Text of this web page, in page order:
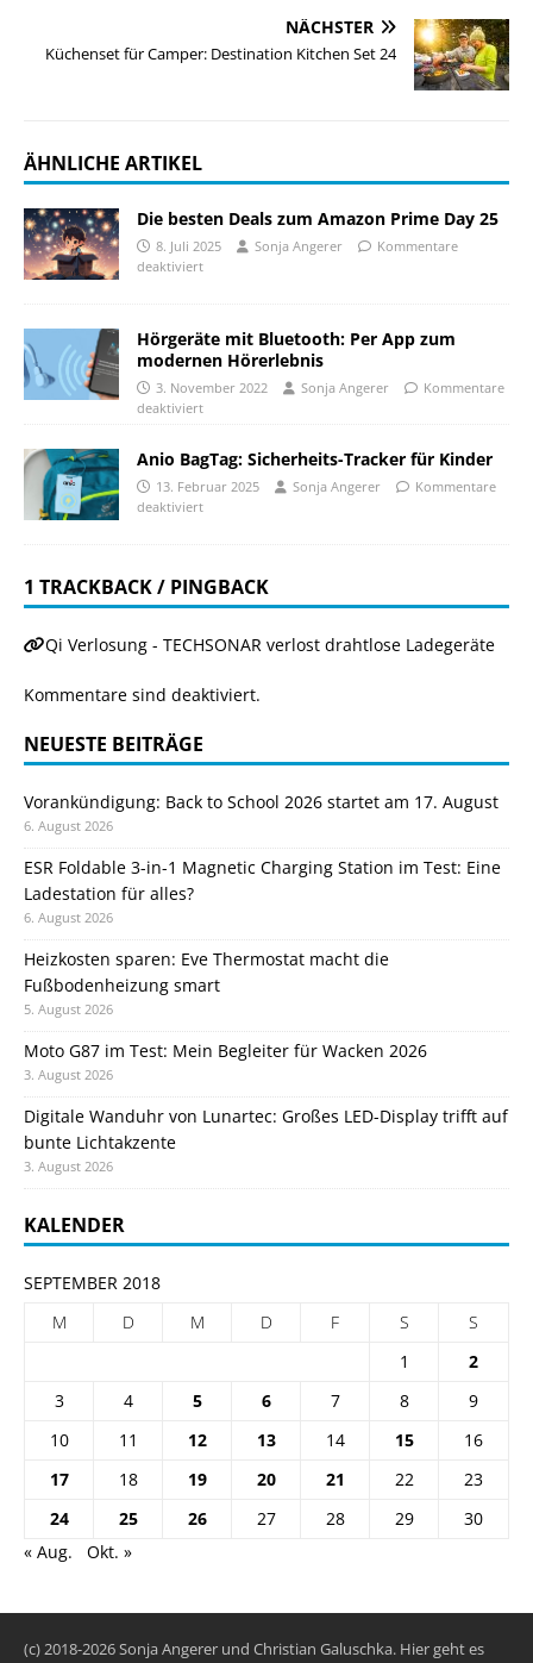
NÄCHSTER
Küchenset für Camper: Destination Kitchen Set 24
ÄHNLICHE ARTIKEL
Die besten Deals zum Amazon Prime Day 25
8. Juli 2025 Sonja Angerer
Kommentare
deaktiviert
Hörgeräte mit Bluetooth: Per App zum
modernen Hörerlebnis
3. November 2022 Sonja Angerer
Kommentare
deaktiviert
Anio BagTag: Sicherheits-Tracker für Kinder
13. Februar 2025 Sonja Angerer
Kommentare
deaktiviert
1 TRACKBACK / PINGBACK
Qi Verlosung - TECHSONAR verlost drahtlose Ladegeräte
Kommentare sind deaktiviert.
NEUESTE BEITRÄGE
Vorankündigung: Back to School 2026 startet am 17. August
6. August 2026
ESR Foldable 3-in-1 Magnetic Charging Station im Test: Eine
Ladestation für alles?
6. August 2026
Heizkosten sparen: Eve Thermostat macht die
Fußbodenheizung smart
5. August 2026
Moto G87 im Test: Mein Begleiter für Wacken 2026
3. August 2026
Digitale Wanduhr von Lunartec: Großes LED-Display trifft auf
bunte Lichtakzente
3. August 2026
KALENDER
SEPTEMBER 2018
M
D M D F S
S
1
2
3
4 5 6 7 8
9
10
11 12 13 14 15
16
17
18 19 20 21 22
23
24
25 26 27 28 29
30
« Aug.
Okt. »
(c) 2018-2026 Sonja Angerer und Christian Galuschka. Hier geht es